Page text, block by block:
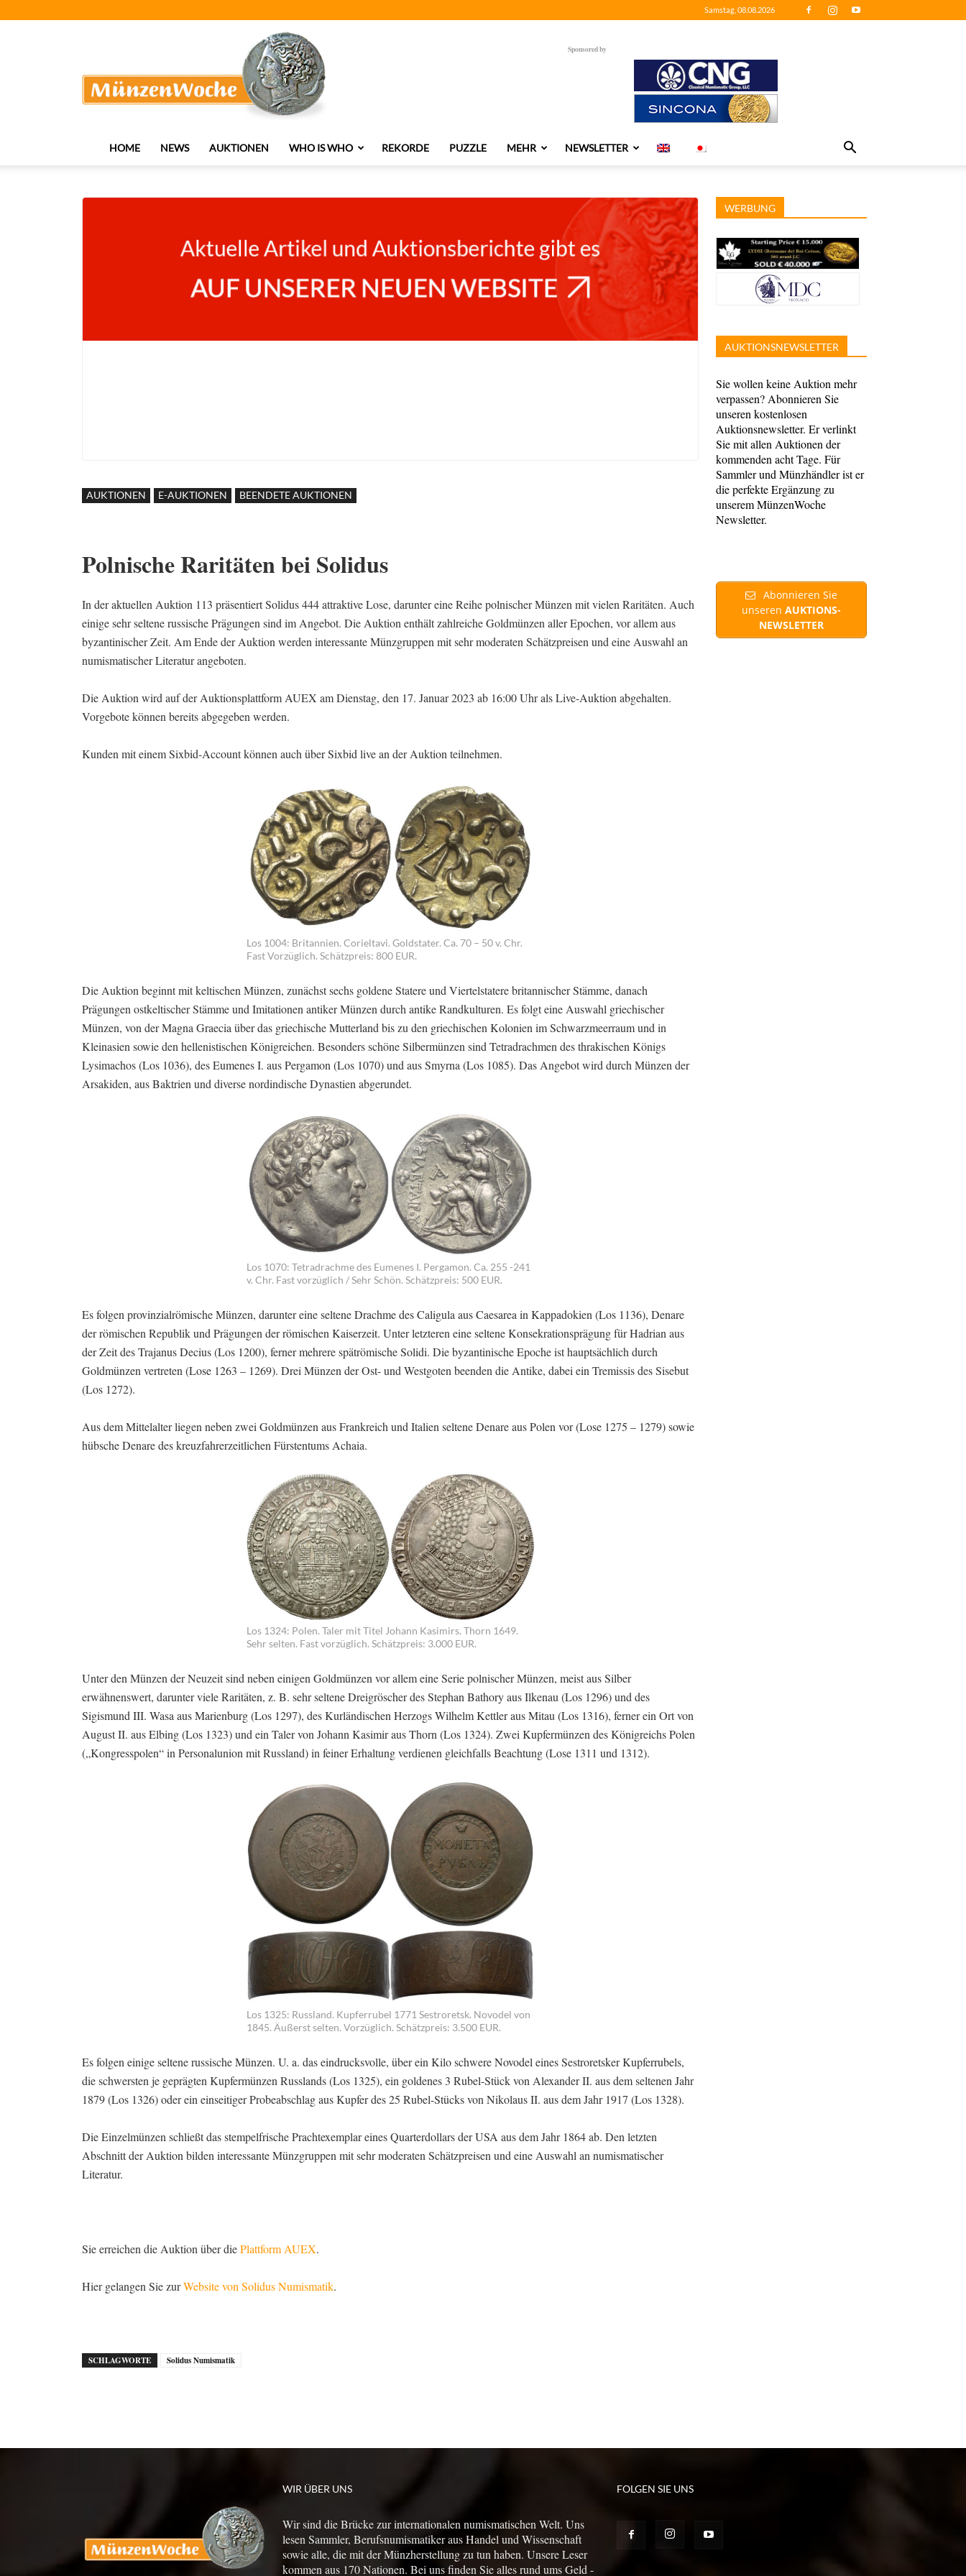
Samstag, 08.08.2026
Sponsored by
HOME NEWS AUKTIONEN WHO IS WHO REKORDE PUZZLE MEHR NEWSLETTER
AUKTIONEN E-AUKTIONEN BEENDETE AUKTIONEN
Polnische Raritäten bei Solidus
In der aktuellen Auktion 113 präsentiert Solidus 444 attraktive Lose, darunter eine Reihe polnischer Münzen mit vielen Raritäten. Auch
einige sehr seltene russische Prägungen sind im Angebot. Die Auktion enthält zahlreiche Goldmünzen aller Epochen, vor allem aus
byzantinischer Zeit. Am Ende der Auktion werden interessante Münzgruppen mit sehr moderaten Schätzpreisen und eine Auswahl an
numismatischer Literatur angeboten.
Die Auktion wird auf der Auktionsplattform AUEX am Dienstag, den 17. Januar 2023 ab 16:00 Uhr als Live-Auktion abgehalten.
Vorgebote können bereits abgegeben werden.
Kunden mit einem Sixbid-Account können auch über Sixbid live an der Auktion teilnehmen.
Los 1004: Britannien. Corieltavi. Goldstater. Ca. 70 – 50 v. Chr.
Fast Vorzüglich. Schätzpreis: 800 EUR.
Die Auktion beginnt mit keltischen Münzen, zunächst sechs goldene Statere und Viertelstatere britannischer Stämme, danach
Prägungen ostkeltischer Stämme und Imitationen antiker Münzen durch antike Randkulturen. Es folgt eine Auswahl griechischer
Münzen, von der Magna Graecia über das griechische Mutterland bis zu den griechischen Kolonien im Schwarzmeerraum und in
Kleinasien sowie den hellenistischen Königreichen. Besonders schöne Silbermünzen sind Tetradrachmen des thrakischen Königs
Lysimachos (Los 1036), des Eumenes I. aus Pergamon (Los 1070) und aus Smyrna (Los 1085). Das Angebot wird durch Münzen der
Arsakiden, aus Baktrien und diverse nordindische Dynastien abgerundet.
Los 1070: Tetradrachme des Eumenes I. Pergamon. Ca. 255 -241
v. Chr. Fast vorzüglich / Sehr Schön. Schätzpreis: 500 EUR.
Es folgen provinzialrömische Münzen, darunter eine seltene Drachme des Caligula aus Caesarea in Kappadokien (Los 1136), Denare
der römischen Republik und Prägungen der römischen Kaiserzeit. Unter letzteren eine seltene Konsekrationsprägung für Hadrian aus
der Zeit des Trajanus Decius (Los 1200), ferner mehrere spätrömische Solidi. Die byzantinische Epoche ist hauptsächlich durch
Goldmünzen vertreten (Lose 1263 – 1269). Drei Münzen der Ost- und Westgoten beenden die Antike, dabei ein Tremissis des Sisebut
(Los 1272).
Aus dem Mittelalter liegen neben zwei Goldmünzen aus Frankreich und Italien seltene Denare aus Polen vor (Lose 1275 – 1279) sowie
hübsche Denare des kreuzfahrerzeitlichen Fürstentums Achaia.
Los 1324: Polen. Taler mit Titel Johann Kasimirs. Thorn 1649.
Sehr selten. Fast vorzüglich. Schätzpreis: 3.000 EUR.
Unter den Münzen der Neuzeit sind neben einigen Goldmünzen vor allem eine Serie polnischer Münzen, meist aus Silber
erwähnenswert, darunter viele Raritäten, z. B. sehr seltene Dreigröscher des Stephan Bathory aus Ilkenau (Los 1296) und des
Sigismund III. Wasa aus Marienburg (Los 1297), des Kurländischen Herzogs Wilhelm Kettler aus Mitau (Los 1316), ferner ein Ort von
August II. aus Elbing (Los 1323) und ein Taler von Johann Kasimir aus Thorn (Los 1324). Zwei Kupfermünzen des Königreichs Polen
(„Kongresspolen“ in Personalunion mit Russland) in feiner Erhaltung verdienen gleichfalls Beachtung (Lose 1311 und 1312).
Los 1325: Russland. Kupferrubel 1771 Sestroretsk. Novodel von
1845. Äußerst selten. Vorzüglich. Schätzpreis: 3.500 EUR.
Es folgen einige seltene russische Münzen. U. a. das eindrucksvolle, über ein Kilo schwere Novodel eines Sestroretsker Kupferrubels,
die schwersten je geprägten Kupfermünzen Russlands (Los 1325), ein goldenes 3 Rubel-Stück von Alexander II. aus dem seltenen Jahr
1879 (Los 1326) oder ein einseitiger Probeabschlag aus Kupfer des 25 Rubel-Stücks von Nikolaus II. aus dem Jahr 1917 (Los 1328).
Die Einzelmünzen schließt das stempelfrische Prachtexemplar eines Quarterdollars der USA aus dem Jahr 1864 ab. Den letzten
Abschnitt der Auktion bilden interessante Münzgruppen mit sehr moderaten Schätzpreisen und eine Auswahl an numismatischer
Literatur.
Sie erreichen die Auktion über diePlattform AUEX.
Hier gelangen Sie zurWebsite von Solidus Numismatik.
SCHLAGWORTE Solidus Numismatik
WERBUNG
AUKTIONSNEWSLETTER
Sie wollen keine Auktion mehr
verpassen? Abonnieren Sie
unseren kostenlosen
Auktionsnewsletter. Er verlinkt
Sie mit allen Auktionen der
kommenden acht Tage. Für
Sammler und Münzhändler ist er
die perfekte Ergänzung zu
unserem MünzenWoche
Newsletter.
Abonnieren Sie
unseren AUKTIONS-
NEWSLETTER
WIR ÜBER UNS
Wir sind die Brücke zur internationalen numismatischen Welt. Uns
lesen Sammler, Berufsnumismatiker aus Handel und Wissenschaft
sowie alle, die mit der Münzherstellung zu tun haben. Unsere Leser
kommen aus 170 Nationen. Bei uns finden Sie alles rund ums Geld -
FOLGEN SIE UNS